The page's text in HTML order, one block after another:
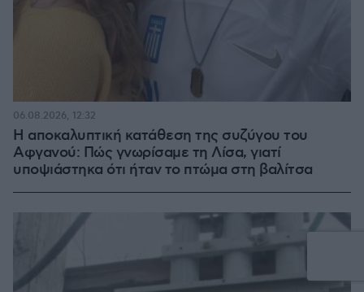
Η αποκαλυπτική κατάθεση της συζύγου του
Αφγανού: Πώς γνωρίσαμε τη Λίσα, γιατί
υποψιάστηκα ότι ήταν το πτώμα στη βαλίτσα
06.08.2026, 12:32